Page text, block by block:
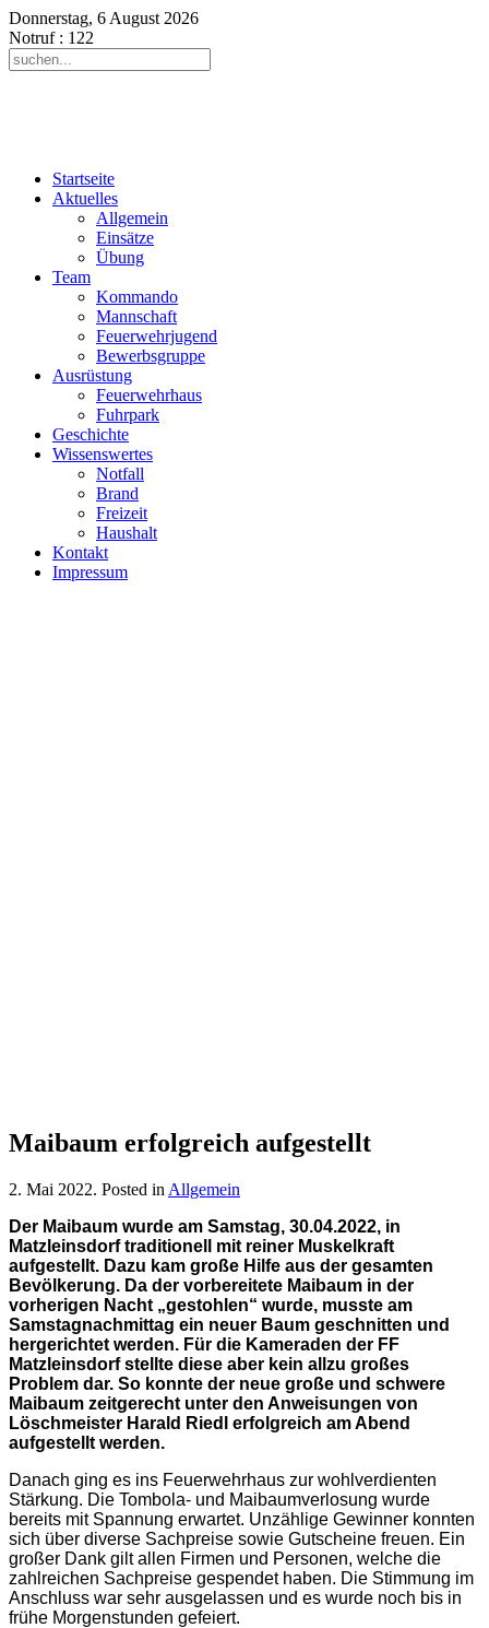
Donnerstag, 6 August 2026
Notruf: 122
Startseite
Aktuelles
Allgemein
Einsätze
Übung
Team
Kommando
Mannschaft
Feuerwehrjugend
Bewerbsgruppe
Ausrüstung
Feuerwehrhaus
Fuhrpark
Geschichte
Wissenswertes
Notfall
Brand
Freizeit
Haushalt
Kontakt
Impressum
Maibaum erfolgreich aufgestellt
2. Mai 2022. Posted in Allgemein
Der Maibaum wurde am Samstag, 30.04.2022, in
Matzleinsdorf traditionell mit reiner Muskelkraft
aufgestellt. Dazu kam große Hilfe aus der gesamten
Bevölkerung. Da der vorbereitete Maibaum in der
vorherigen Nacht „gestohlen“ wurde, musste am
Samstagnachmittag ein neuer Baum geschnitten und
hergerichtet werden. Für die Kameraden der FF
Matzleinsdorf stellte diese aber kein allzu großes
Problem dar. So konnte der neue große und schwere
Maibaum zeitgerecht unter den Anweisungen von
Löschmeister Harald Riedl erfolgreich am Abend
aufgestellt werden.
Danach ging es ins Feuerwehrhaus zur wohlverdienten
Stärkung. Die Tombola- und Maibaumverlosung wurde
bereits mit Spannung erwartet. Unzählige Gewinner konnten
sich über diverse Sachpreise sowie Gutscheine freuen. Ein
großer Dank gilt allen Firmen und Personen, welche die
zahlreichen Sachpreise gespendet haben. Die Stimmung im
Anschluss war sehr ausgelassen und es wurde noch bis in
frühe Morgenstunden gefeiert.